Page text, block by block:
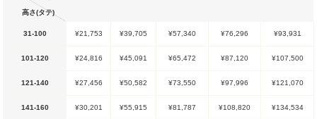
高さ(タテ)
31-100 ¥21,753 ¥39,705 ¥57,340 ¥76,296 ¥93,931
101-120 ¥24,816 ¥45,091 ¥65,472 ¥87,120 ¥107,500
121-140 ¥27,456 ¥50,582 ¥73,550 ¥97,996 ¥121,070
141-160 ¥30,201 ¥55,915 ¥81,787 ¥108,820 ¥134,534